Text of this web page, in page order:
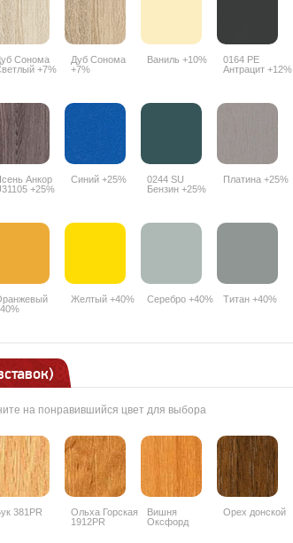
Сонома
+7%
Дуб Сонома
+7%
Ваниль +10%
0164 РЕ
Антрацит +12%
Анкор
+25%
Синий +25%
0244 SU
Бензин +25%
Платина +25%
Желтый +40% Серебро +40% Титан +40%
на понравившийся цвет для выбора
381PR
Ольха Горская
1912PR
Вишня
Оксфорд
Орех донской